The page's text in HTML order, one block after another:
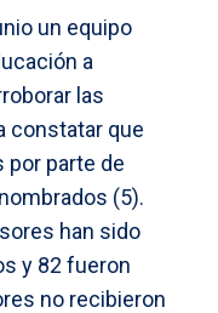
un equipo
a
las
constatar que
por parte de
(5).
han sido
y 82 fueron
no recibieron